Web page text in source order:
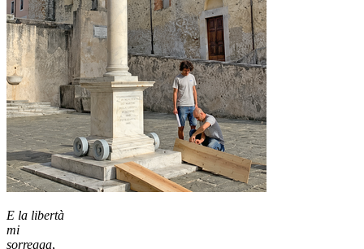
E la libertà
mi
sorregga,